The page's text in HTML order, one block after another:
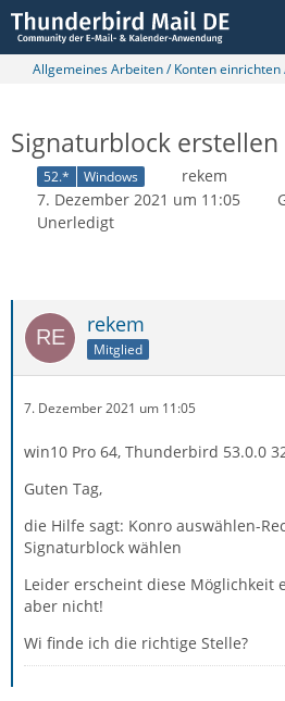
Allgemeines Arbeiten / Konten
Signaturblock erstellen
52.* Windows
rekem
7. Dezember 2021 um 11:05
Unerledigt
rekem
Mitglied
7. Dezember 2021 um 11:05
win10 Pro 64, Thunderbird 53.0.0
Guten Tag,
die Hilfe sagt: Konro auswählen-
Signaturblock wählen
Leider erscheint diese Möglichkeit
aber nicht!
Wi finde ich die richtige Stelle?